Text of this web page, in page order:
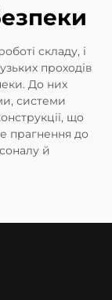
складу, і
проходів
До них
системи
що
прагнення до
й